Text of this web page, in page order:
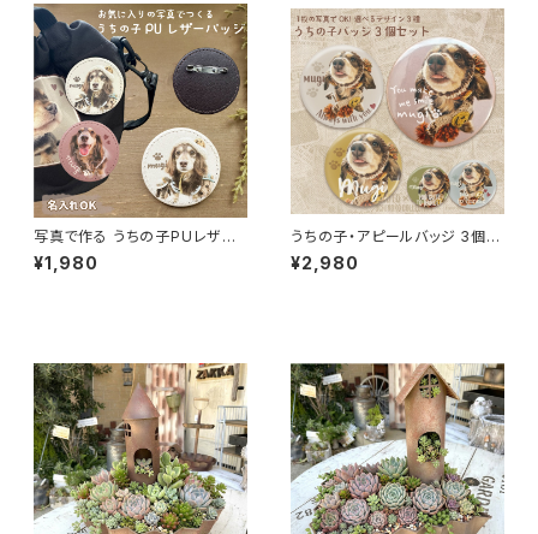
写真で作る うちの子PUレザー
バッジ（名入れ無料）
¥1,980
うちの子・アピールバッジ 3個セ
ット｜選べる12のデザイン（名入
れ・1枚の写真から制作）
¥2,980